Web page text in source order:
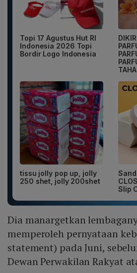
Topi 17 Agustus Hut RI
Indonesia 2026 Topi
Bordir Logo Indonesia
tissu jolly pop up, jolly
250 shet, jolly 200shet
Slip
Dia manargetkan
memperoleh pernyataan
statement) pada Juni,
Dewan Perwakilan Rakyat